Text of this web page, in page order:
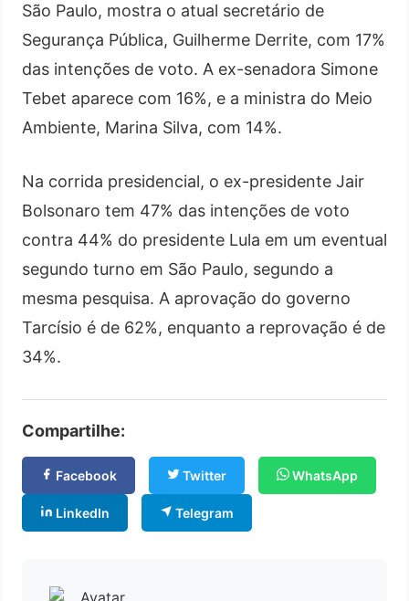
São Paulo, mostra o atual secretário de
Segurança Pública, Guilherme Derrite, com 17%
das intenções de voto. A ex-senadora Simone
Tebet aparece com 16%, e a ministra do Meio
Ambiente, Marina Silva, com 14%.
Na corrida presidencial, o ex-presidente Jair
Bolsonaro tem 47% das intenções de voto
contra 44% do presidente Lula em um eventual
segundo turno em São Paulo, segundo a
mesma pesquisa. A aprovação do governo
Tarcísio é de 62%, enquanto a reprovação é de
34%.
Compartilhe:
Facebook Twitter WhatsApp
LinkedIn Telegram